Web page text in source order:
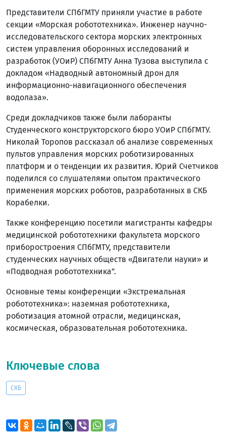
Представители СПбГМТУ приняли участие в работе
секции «Морская робототехника». Инженер научно-
исследовательского сектора морских электронных
систем управления оборонных исследований и
разработок (УОиР) СПбГМТУ Анна Тузова выступила с
докладом «Надводный автономный дрон для
информационно-навигационного обеспечения
водолаза».
Среди докладчиков также были лаборанты
Студенческого конструкторского бюро УОиР СПбГМТУ.
Николай Торопов рассказал об анализе современных
пультов управления морских роботизированных
платформ и о тенденции их развития. Юрий Счетчиков
поделился со слушателями опытом практического
применения морских роботов, разработанных в СКБ
Корабелки.
Также конференцию посетили магистранты кафедры
медицинской робототехники факультета морского
приборостроения СПбГМТУ, представители
студенческих научных обществ «Двигатели науки» и
«Подводная робототехника”.
Основные темы конференции «Экстремальная
робототехника»: наземная робототехника,
роботизация атомной отрасли, медицинская,
космическая, образовательная робототехника.
Ключевые слова
СКБ